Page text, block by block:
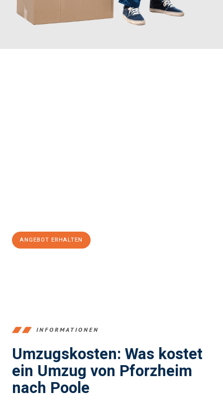
ANGEBOT ERHALTEN
INFORMATIONEN
Umzugskosten: Was kostet
ein Umzug von Pforzheim
nach Poole